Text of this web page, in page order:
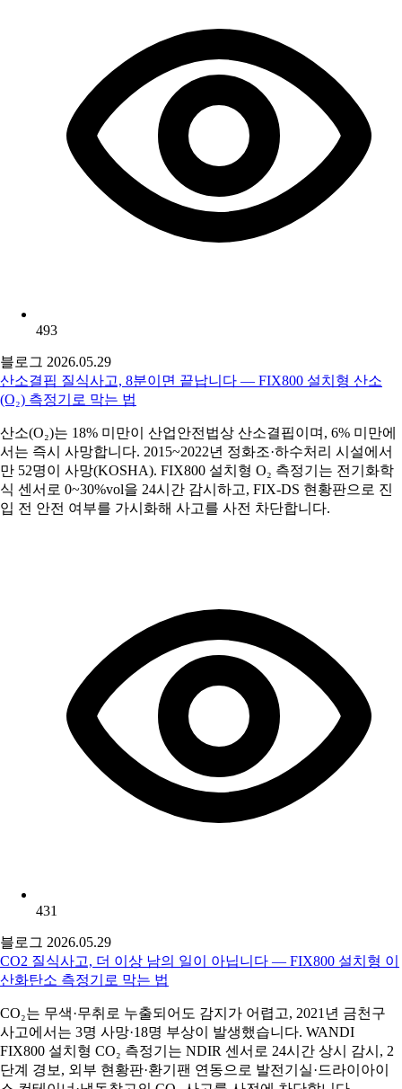
493
블로그 2026.05.29
산소결핍 질식사고, 8분이면 끝납니다 — FIX800 설치형 산소
(O₂) 측정기로 막는 법
산소(O₂)는 18% 미만이 산업안전법상 산소결핍이며, 6% 미만에
서는 즉시 사망합니다. 2015~2022년 정화조·하수처리 시설에서
만 52명이 사망(KOSHA). FIX800 설치형 O₂ 측정기는 전기화학
식 센서로 0~30%vol을 24시간 감시하고, FIX-DS 현황판으로 진
입 전 안전 여부를 가시화해 사고를 사전 차단합니다.
431
블로그 2026.05.29
CO2 질식사고, 더 이상 남의 일이 아닙니다 — FIX800 설치형 이
산화탄소 측정기로 막는 법
CO₂는 무색·무취로 누출되어도 감지가 어렵고, 2021년 금천구
사고에서는 3명 사망·18명 부상이 발생했습니다. WANDI
FIX800 설치형 CO₂ 측정기는 NDIR 센서로 24시간 상시 감시, 2
단계 경보, 외부 현황판·환기팬 연동으로 발전기실·드라이아이